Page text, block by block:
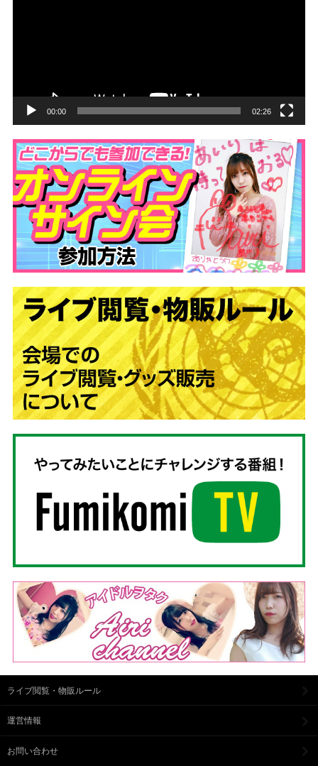
00:00 02:26
ライブ閲覧・物販ルール
運営情報
お問い合わせ